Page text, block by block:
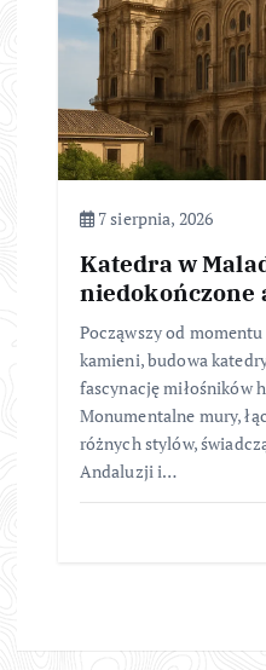
7 sierpnia, 2026
Katedra w
niedokończone
Począwszy od
kamieni, budowa
fascynację miłośników
Monumentalne mury,
różnych stylów,
Andaluzji i…